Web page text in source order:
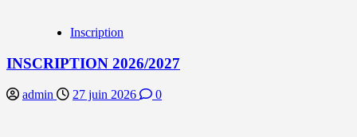
Inscription
INSCRIPTION 2026/2027
admin 27 juin 2026 0